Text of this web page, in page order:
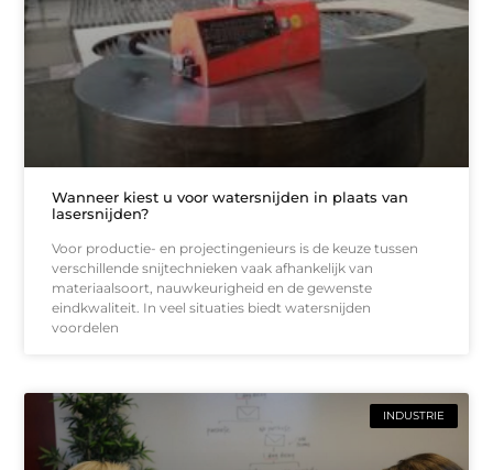
Wanneer kiest u voor watersnijden in plaats van
lasersnijden?
Voor productie- en projectingenieurs is de keuze tussen
verschillende snijtechnieken vaak afhankelijk van
materiaalsoort, nauwkeurigheid en de gewenste
eindkwaliteit. In veel situaties biedt watersnijden
voordelen
INDUSTRIE